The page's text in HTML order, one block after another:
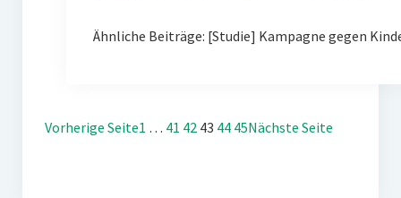
Ähnliche Beiträge: [Studie] Kampagne gegen
Vorherige Seite1 … 41 42 43 44 45Nächste Seite